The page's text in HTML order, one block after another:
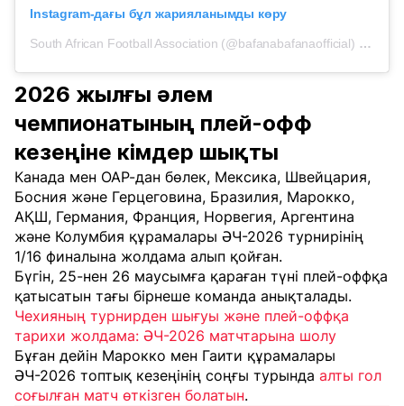
Instagram-дағы бұл жарияланымды көру
South African Football Association (@bafanabafanaofficial) жарияланымы
2026 жылғы әлем
чемпионатының плей-офф
кезеңіне кімдер шықты
Канада мен ОАР-дан бөлек, Мексика, Швейцария,
Босния және Герцеговина, Бразилия, Марокко,
АҚШ, Германия, Франция, Норвегия, Аргентина
және Колумбия құрамалары ӘЧ-2026 турнирінің
1/16 финалына жолдама алып қойған.
Бүгін, 25-нен 26 маусымға қараған түні плей-оффқа
қатысатын тағы бірнеше команда анықталады.
Чехияның турнирден шығуы және плей-оффқа
тарихи жолдама: ӘЧ-2026 матчтарына шолу
Бұған дейін Марокко мен Гаити құрамалары
ӘЧ-2026 топтық кезеңінің соңғы турында алты гол
соғылған матч өткізген болатын.